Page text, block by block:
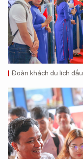
Đoàn khách du lịch